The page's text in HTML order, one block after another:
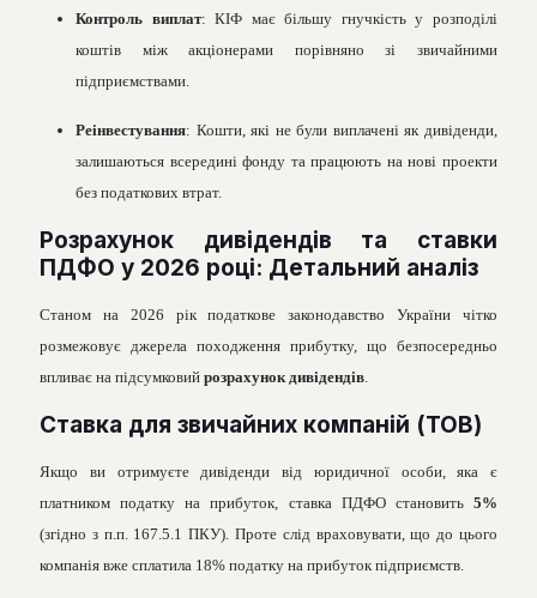
Контроль виплат: КІФ має більшу гнучкість у розподілі
коштів між акціонерами порівняно зі звичайними
підприємствами.
Реінвестування: Кошти, які не були виплачені як дивіденди,
залишаються всередині фонду та працюють на нові проекти
без податкових втрат.
Розрахунок дивідендів та ставки
ПДФО у 2026 році: Детальний аналіз
Станом на 2026 рік податкове законодавство України чітко
розмежовує джерела походження прибутку, що безпосередньо
впливає на підсумковий розрахунок дивідендів.
Ставка для звичайних компаній (ТОВ)
Якщо ви отримуєте дивіденди від юридичної особи, яка є
платником податку на прибуток, ставка ПДФО становить 5%
(згідно з п.п. 167.5.1 ПКУ). Проте слід враховувати, що до цього
компанія вже сплатила 18% податку на прибуток підприємств.